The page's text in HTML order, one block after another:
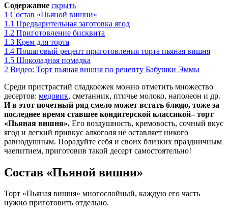
Содержание скрыть
1 Состав «Пьяной вишни»
1.1 Предварительная заготовка ягод
1.2 Приготовление бисквита
1.3 Крем для торта
1.4 Пошаговый рецепт приготовления торта пьяная вишня
1.5 Шоколадная помадка
2 Видео: Торт пьяная вишня по рецепту Бабушки Эммы
Среди пристрастий сладкоежек можно отметить множество
десертов: медовик, сметанник, птичье молоко, наполеон и др.
И в этот почетный ряд смело может встать блюдо, тоже за
последнее время ставшее кондитерской классикой– торт
«Пьяная вишня». Его воздушность, кремовость, сочный вкус
ягод и легкий привкус алкоголя не оставляет никого
равнодушным. Порадуйте себя и своих близких праздничным
чаепитием, приготовив такой десерт самостоятельно!
Состав «Пьяной вишни»
Торт «Пьяная вишня» многослойный, каждую его часть
нужно приготовить отдельно.